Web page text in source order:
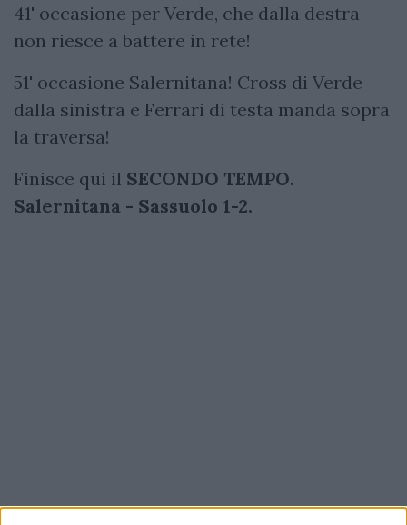
41' occasione per Verde, che dalla destra
non riesce a battere in rete!
51' occasione Salernitana! Cross di Verde
dalla sinistra e Ferrari di testa manda sopra
la traversa!
Finisce qui il SECONDO TEMPO.
Salernitana - Sassuolo 1-2.